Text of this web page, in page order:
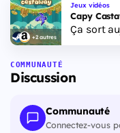
+2 autres
Jeux vidéos
Capy
Ça sort
COMMUNAUTÉ
Discussion
Communauté
Connectez-vous